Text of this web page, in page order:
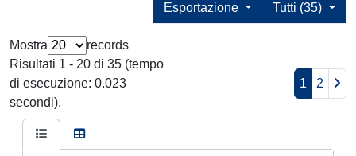
Tutti (35)
Esportazione
Mostra
records
Risultati 1 - 20 di 35 (tempo
di esecuzione: 0.023
secondi).
1 2